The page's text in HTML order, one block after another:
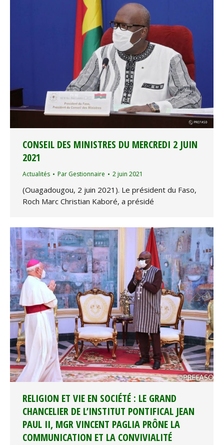
CONSEIL DES MINISTRES DU MERCREDI 2 JUIN
2021
Actualités Par Gestionnaire 2 juin 2021
(Ouagadougou, 2 juin 2021). Le président du Faso,
Roch Marc Christian Kaboré, a présidé
RELIGION ET VIE EN SOCIÉTÉ : LE GRAND
CHANCELIER DE L’INSTITUT PONTIFICAL JEAN
PAUL II, MGR VINCENT PAGLIA PRÔNE LA
COMMUNICATION ET LA CONVIVIALITÉ